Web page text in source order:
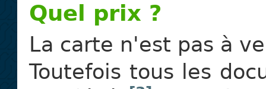
Quel prix ?
La carte n'est pas à
Toutefois tous les